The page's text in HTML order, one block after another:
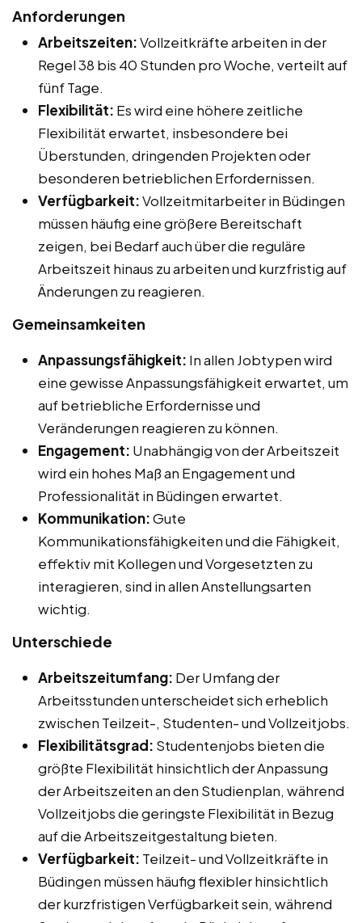
Anforderungen
Arbeitszeiten:Vollzeitkräfte arbeiten in der
Regel 38 bis 40 Stunden pro Woche, verteilt auf
fünf Tage.
Flexibilität: Es wird eine höhere zeitliche
Flexibilität erwartet, insbesondere bei
Überstunden, dringenden Projekten oder
besonderen betrieblichen Erfordernissen.
Verfügbarkeit:Vollzeitmitarbeiter in Büdingen
müssen häufig eine größere Bereitschaft
zeigen, bei Bedarf auch über die reguläre
Arbeitszeit hinaus zu arbeiten und kurzfristig auf
Änderungen zu reagieren.
Gemeinsamkeiten
Anpassungsfähigkeit: In allen Jobtypen wird
eine gewisse Anpassungsfähigkeit erwartet, um
auf betriebliche Erfordernisse und
Veränderungen reagieren zu können.
Engagement: Unabhängig von der Arbeitszeit
wird ein hohes Maß an Engagement und
Professionalität in Büdingen erwartet.
Kommunikation:Gute
Kommunikationsfähigkeiten und die Fähigkeit,
effektiv mit Kollegen und Vorgesetzten zu
interagieren, sind in allen Anstellungsarten
wichtig.
Unterschiede
Arbeitszeitumfang: Der Umfang der
Arbeitsstunden unterscheidet sich erheblich
zwischen Teilzeit-, Studenten- und Vollzeitjobs.
Flexibilitätsgrad: Studentenjobs bieten die
größte Flexibilität hinsichtlich der Anpassung
der Arbeitszeiten an den Studienplan, während
Vollzeitjobs die geringste Flexibilität in Bezug
auf die Arbeitszeitgestaltung bieten.
Verfügbarkeit: Teilzeit- und Vollzeitkräfte in
Büdingen müssen häufig flexibler hinsichtlich
der kurzfristigen Verfügbarkeit sein, während